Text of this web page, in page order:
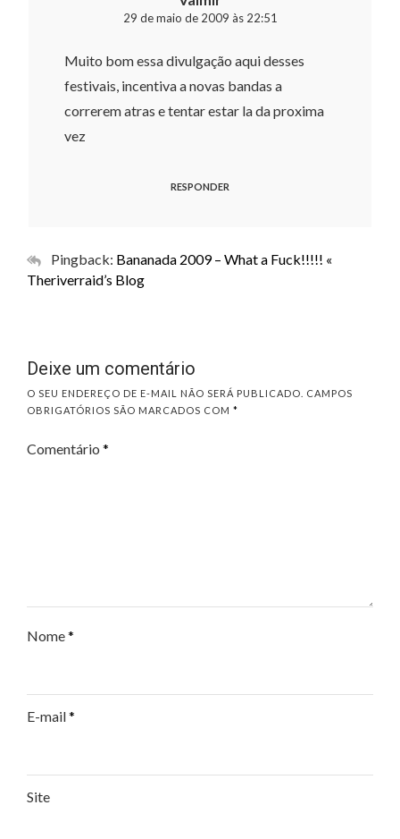
29 de maio de 2009 às 22:51
Muito bom essa divulgação aqui desses
festivais, incentiva a novas bandas a
correrem atras e tentar estar la da proxima
vez
RESPONDER
Pingback: Bananada 2009 – What a Fuck!!!!! «
Theriverraid’s Blog
Deixe um comentário
O SEU ENDEREÇO DE E-MAIL NÃO SERÁ PUBLICADO.
CAMPOS
OBRIGATÓRIOS SÃO MARCADOS COM *
Comentário *
Nome*
E-mail*
Site